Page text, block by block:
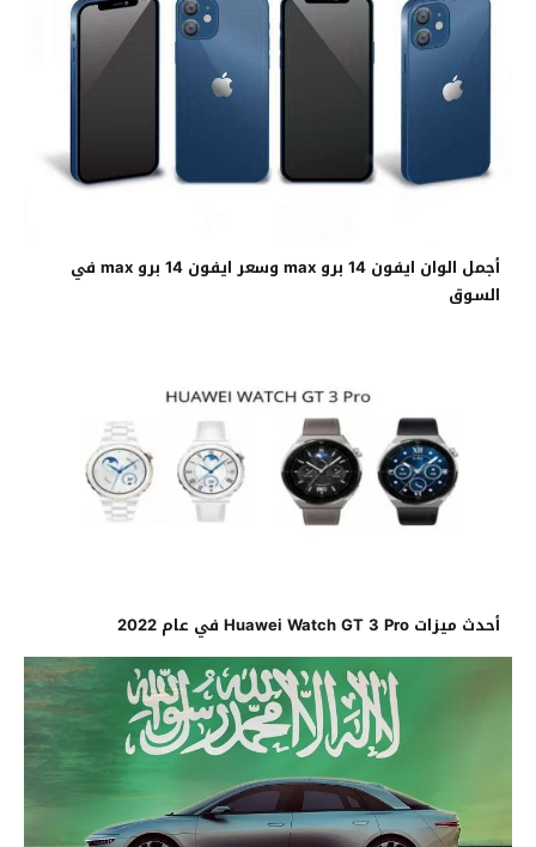
أجمل الوان ايفون 14 برو max وسعر ايفون 14 برو max في
السوق
أحدث ميزات Huawei Watch GT 3 Pro في عام 2022